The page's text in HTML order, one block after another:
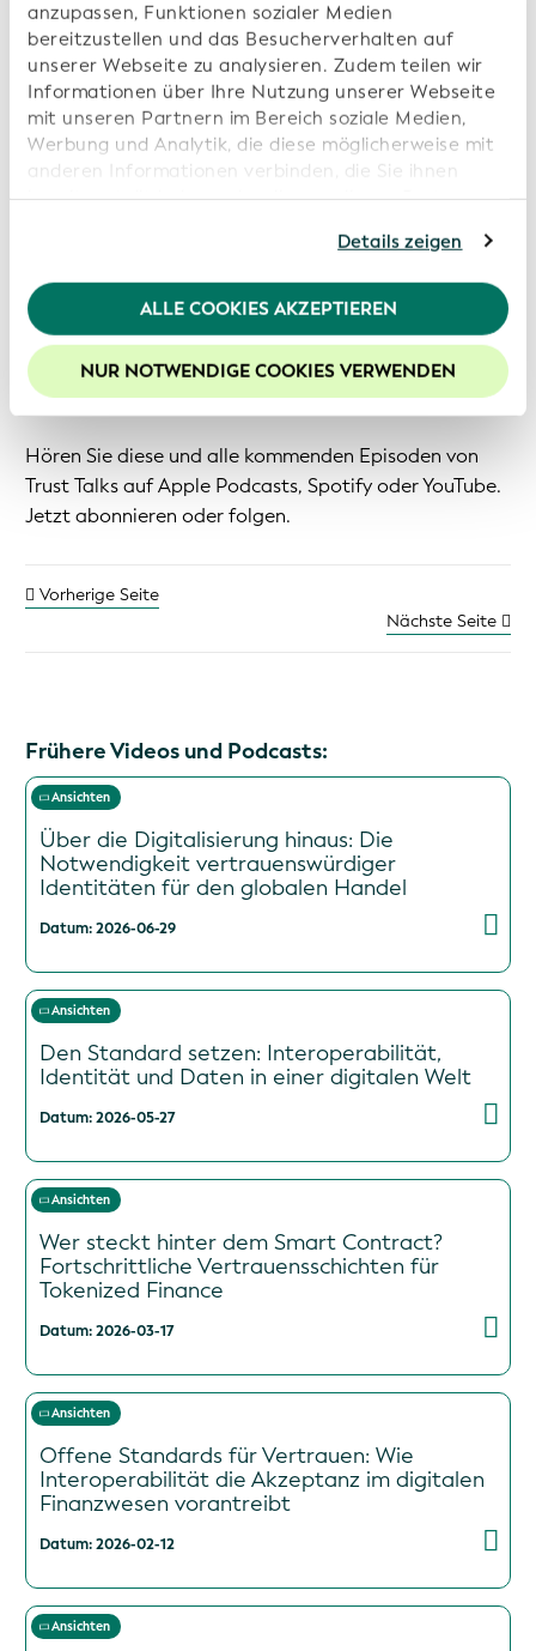
anzupassen, Funktionen sozialer Medien
bereitzustellen und das Besucherverhalten auf
unserer Webseite zu analysieren. Zudem teilen wir
Informationen über Ihre Nutzung unserer Webseite
mit unseren Partnern im Bereich soziale Medien,
Werbung und Analytik, die diese möglicherweise mit
anderen Informationen verbinden, die Sie ihnen
bereitgestellt haben oder die von diesen Partner
wurden. Sollten Sie mit der Nutzung unserer
Webseite fortfahren, stimmen Sie den von uns
verwendeten Cookies zu. Weitere Informationen
finden Sie in unsererDatenschutzerklärung.
Um die Funktionalitäten unserer Website optimal
nutzen zu können, empfehlen wir Ihnen der Nutzung
von Cookies zuzustimmen.
Details zeigen
ALLE COOKIES AKZEPTIEREN
NUR NOTWENDIGE COOKIES VERWENDEN
Verringerung von Reibungsverlusten in der
grenzüberschreitenden Abwicklung
Clearstreams Auszeichnung als Zweitplatzierter
beim GLEIF-Hackathon für die Verwendung des
verifizierbaren Legal Entity Identifier (vLEI) als
sicherer Login-Standard
"Hochwertige Daten schaffen Vertrauen. Und
Vertrauen ist wirklich wichtig, wenn wir die nächste
Stufe der Finanzmärkte erreichen wollen." - Eva-Maria
Keller
Hören Sie diese und alle kommenden Episoden von
Trust Talks auf Apple Podcasts, Spotify oder YouTube.
Jetzt abonnieren oder folgen.
Vorherige Seite
Nächste Seite
Frühere Videos und Podcasts:
Ansichten
Über die Digitalisierung hinaus: Die
Notwendigkeit vertrauenswürdiger
Identitäten für den globalen Handel
Datum: 2026-06-29
Ansichten
Den Standard setzen: Interoperabilität,
Identität und Daten in einer digitalen Welt
Datum: 2026-05-27
Ansichten
Wer steckt hinter dem Smart Contract?
Fortschrittliche Vertrauensschichten für
Tokenized Finance
Datum: 2026-03-17
Ansichten
Offene Standards für Vertrauen: Wie
Interoperabilität die Akzeptanz im digitalen
Finanzwesen vorantreibt
Datum: 2026-02-12
Ansichten